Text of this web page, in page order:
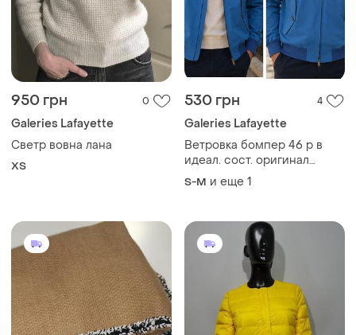
950 грн 0
Galeries Lafayette
Светр вовна лана
ХS
530 грн 4
Galeries Lafayette
Ветровка бомпер 46 р в
идеал. сост. оригинал
galeries laffaete
S-M и еще 1